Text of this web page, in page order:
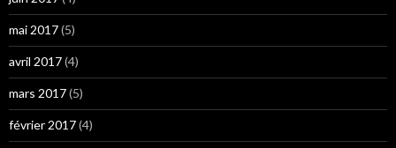
mai 2017(5)
avril 2017(4)
mars 2017(5)
février 2017(4)